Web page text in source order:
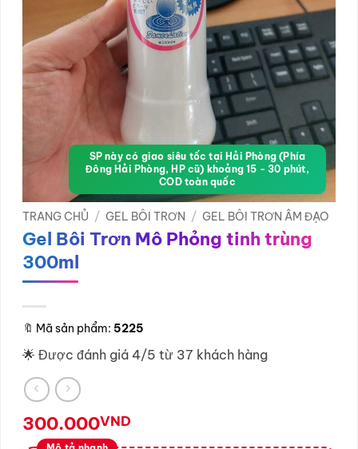
SP này có giao siêu tốc tại Hải Phòng (Phía
Đông Hải Phòng, HP cũ) khoảng 15 - 30 phút,
COD toàn quốc
TRANG CHỦ / GEL BÔI TRƠN / GEL BÔI TRƠN ÂM ĐẠO
Gel Bôi Trơn Mô Phỏng tinh trùng
300ml
🔖 Mã sản phẩm: 5225
🌟 Được đánh giá 4/5 từ 37 khách hàng
300.000VND